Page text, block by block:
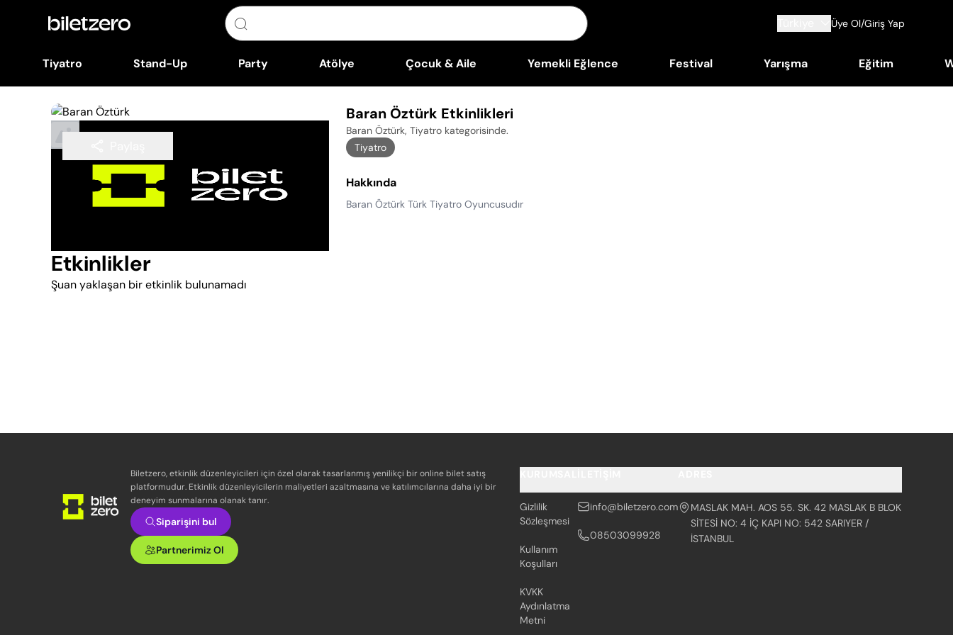
Üye Ol/Giriş Yap
Tiyatro Stand-Up Party Atölye Çocuk & Aile Yemekli Eğlence Festival Yarışma Eğitim
Baran Öztürk Etkinlikleri
Baran Öztürk, Tiyatro kategorisinde.
Tiyatro
Hakkında
Baran Öztürk Türk Tiyatro Oyuncusudır
Etkinlikler
Şuan yaklaşan bir etkinlik bulunamadı
Biletzero, etkinlik düzenleyicileri için özel olarak tasarlanmış yenilikçi bir online bilet satış
platformudur. Etkinlik düzenleyicilerin maliyetleri azaltmasına ve katılımcılarına daha iyi bir
deneyim sunmalarına olanak tanır.
Siparişini bul
Partnerimiz Ol
Gizlilik
Sözleşmesi
Kullanım
Koşulları
KVKK
Aydınlatma
Metni
info@biletzero.com
08503099928
MASLAK MAH. AOS 55. SK. 42 MASLAK B BLOK
SİTESİ NO: 4 İÇ KAPI NO: 542 SARIYER /
İSTANBUL